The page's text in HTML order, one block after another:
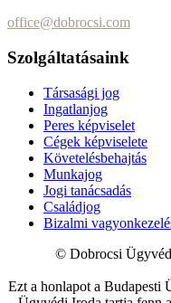
office@dobrocsi.com
Szolgáltatásaink
Társasági jog
Ingatlanjog
Peres képviselet
Cégek képviselete
Követelésbehajtás
Munkajog
Jogi tanácsadás
Családjog
Bizalmi
© Dobrocsi
Ezt a honlapot a Budapesti